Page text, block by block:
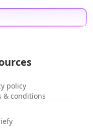
policy
& conditions